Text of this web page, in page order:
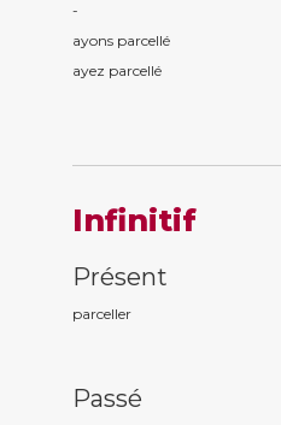
-
ayons parcellé
ayez parcellé
Infinitif
Présent
parceller
Passé